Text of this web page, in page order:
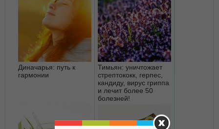
Диначарья: путь к
гармонии
Тимьян: уничтожает
стрептококк, герпес,
кандиду, вирус гриппа
и лечит более 50
болезней!